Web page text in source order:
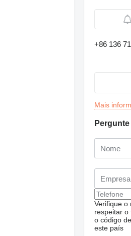
+86 136
Mais
Verifique o
respeitar o
o código
este país